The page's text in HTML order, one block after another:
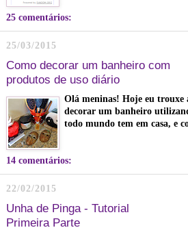
25 comentários:
25/03/2015
Como decorar um banheiro com
produtos de uso diário
Olá meninas! Hoje eu trouxe
decorar um banheiro
todo mundo tem em casa, e
14 comentários:
22/02/2015
Unha de Pinga - Tutorial
Primeira Parte